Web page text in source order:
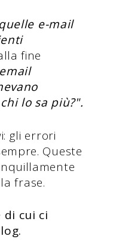
e-mail
fine
lo sa più?".
gli errori
Queste
frase.
di cui ci